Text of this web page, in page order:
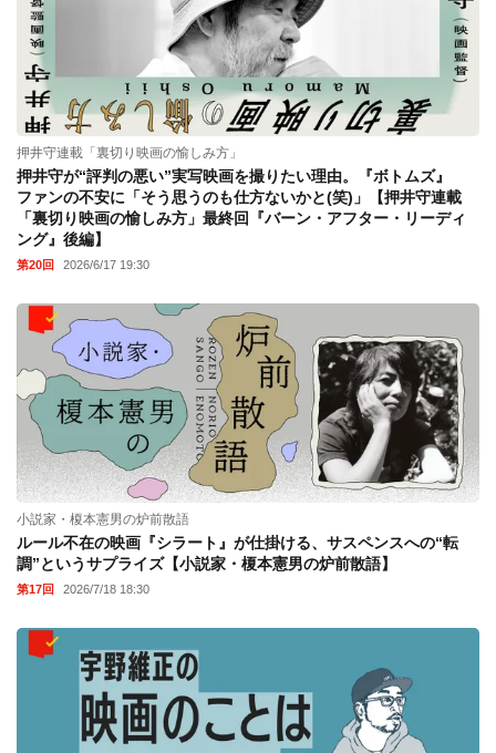
押井守連載「裏切り映画の愉しみ方」
押井守が“評判の悪い”実写映画を撮りたい理由。『ボトムズ』
ファンの不安に「そう思うのも仕方ないかと(笑)」【押井守連載
「裏切り映画の愉しみ方」最終回『バーン・アフター・リーディ
ング』後編】
第20回 2026/6/17 19:30
小説家・榎本憲男の炉前散語
ルール不在の映画『シラート』が仕掛ける、サスペンスへの“転
調”というサプライズ【小説家・榎本憲男の炉前散語】
第17回 2026/7/18 18:30